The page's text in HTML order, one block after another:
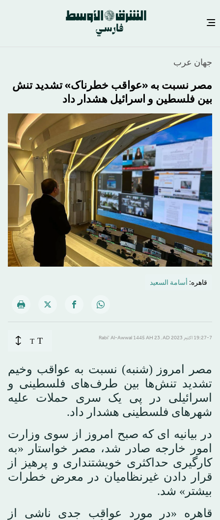
جهان عرب
مصر نسبت به «عواقب خطرناک» تشدید تنش
بین فلسطین و اسرائیل هشدار داد
قاهره: أسامة السعيد
19:27-7 اکتبر 2023 AD ـ 23 Rabi’ Al-Awwal 1445 AH T
T
مصر امروز (شنبه) نسبت به عواقب وخیم
تشدید تنش‌ها بین طرف‌های فلسطینی و
اسرائیلی در پی یک سری حملات علیه
شهرهای فلسطینی هشدار داد.
در بیانیه ای که صبح امروز از سوی وزارت
امور خارجه صادر شد، مصر خواستار «به
کارگیری حداکثری خویشتنداری و پرهیز از
قرار دادن غیرنظامیان در معرض خطرات
بیشتر» شد.
قاهره «در مورد عواقب جدی ناشی از